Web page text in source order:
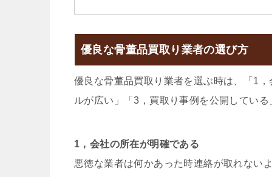
優良な骨董品買取り業者の選び方
優良な骨董品買取り業者を選ぶ時は、「1
ルが広い」「3，買取り事例を公開してい
1，会社の所在が明確である
悪徳な業者は何かあった時連絡が取れない